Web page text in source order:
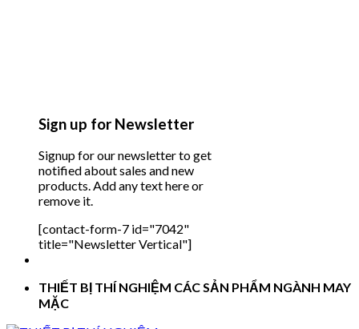
Sign up for Newsletter
Signup for our newsletter to get
notified about sales and new
products. Add any text here or
remove it.
[contact-form-7 id="7042"
title="Newsletter Vertical"]
THIẾT BỊ THÍ NGHIỆM CÁC SẢN PHẨM NGÀNH MAY
MẶC